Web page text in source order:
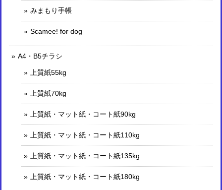
みまもり手帳
Scamee! for dog
A4・B5チラシ
上質紙55kg
上質紙70kg
上質紙・マット紙・コート紙90kg
上質紙・マット紙・コート紙110kg
上質紙・マット紙・コート紙135kg
上質紙・マット紙・コート紙180kg